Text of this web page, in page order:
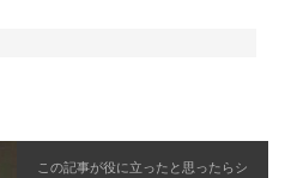
この記事が役に立ったと思ったらシ